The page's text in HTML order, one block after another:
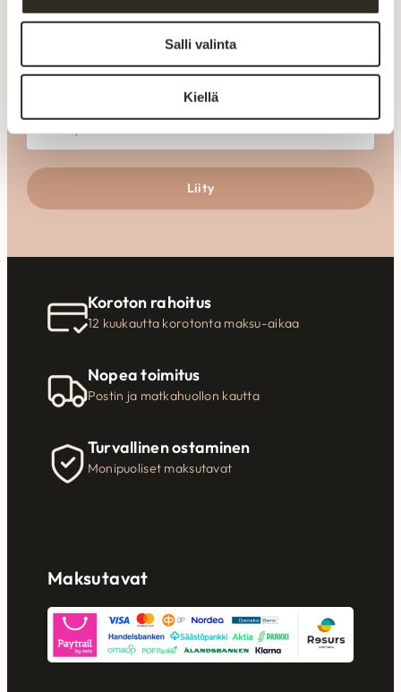
Salli valinta
Kiellä
Inspiraatiota
tilaratkaisuihin
Liity uutiskirjeen tilaajaksi
Liity
Koroton rahoitus
12 kuukautta korotonta maksu-aikaa
Nopea toimitus
Postin ja matkahuollon kautta
Turvallinen ostaminen
Monipuoliset maksutavat
Maksutavat